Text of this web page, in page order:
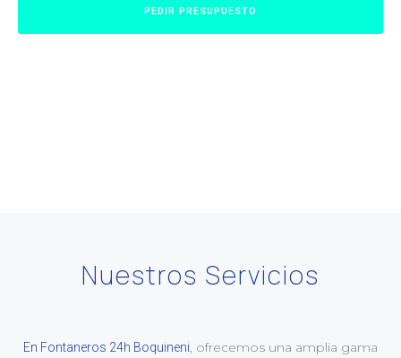
PEDIR PRESUPUESTO
Nuestros Servicios
En Fontaneros 24h Boquineni, ofrecemos una amplia gama